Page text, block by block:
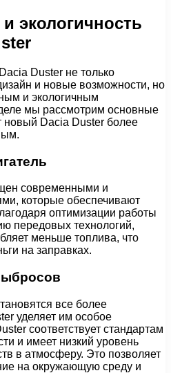
экологичность
Duster не только
и новые возможности, но
и экологичным
мы рассмотрим основные
Dacia Duster более
современными и
которые обеспечивают
оптимизации работы
передовых технологий,
меньше топлива, что
на заправках.
все более
уделяет им особое
соответствует стандартам
и имеет низкий уровень
в атмосферу. Это позволяет
на окружающую среду и